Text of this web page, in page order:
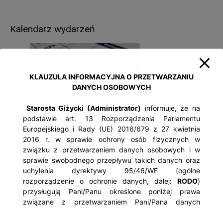
Kalendarz wydarzeń
Dokumenty strategiczne
KLAUZULA INFORMACYJNA O PRZETWARZANIU
DANYCH OSOBOWYCH
Starosta Giżycki (Administrator) informuje, że na
podstawie art. 13 Rozporządzenia Parlamentu
Europejskiego i Rady (UE) 2016/679 z 27 kwietnia
2016 r. w sprawie ochrony osób fizycznych w
związku z przetwarzaniem danych osobowych i w
sprawie swobodnego przepływu takich danych oraz
uchylenia dyrektywy 95/46/WE (ogólne
rozporządzenie o ochronie danych, dalej: RODO)
przysługują Pani/Panu określone poniżej prawa
związane z przetwarzaniem Pani/Pana danych